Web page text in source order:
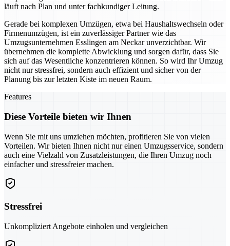
läuft nach Plan und unter fachkundiger Leitung.
Gerade bei komplexen Umzügen, etwa bei Haushaltswechseln oder
Firmenumzügen, ist ein zuverlässiger Partner wie das
Umzugsunternehmen Esslingen am Neckar unverzichtbar. Wir
übernehmen die komplette Abwicklung und sorgen dafür, dass Sie
sich auf das Wesentliche konzentrieren können. So wird Ihr Umzug
nicht nur stressfrei, sondern auch effizient und sicher von der
Planung bis zur letzten Kiste im neuen Raum.
Features
Diese Vorteile bieten wir Ihnen
Wenn Sie mit uns umziehen möchten, profitieren Sie von vielen
Vorteilen. Wir bieten Ihnen nicht nur einen Umzugsservice, sondern
auch eine Vielzahl von Zusatzleistungen, die Ihren Umzug noch
einfacher und stressfreier machen.
Stressfrei
Unkompliziert Angebote einholen und vergleichen